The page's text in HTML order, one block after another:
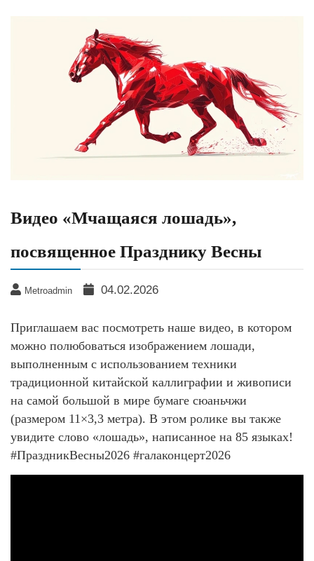
Видео «Мчащаяся лошадь»,
посвященное Празднику Весны
Metroadmin 04.02.2026
Приглашаем вас посмотреть наше видео, в котором
можно полюбоваться изображением лошади,
выполненным с использованием техники
традиционной китайской каллиграфии и живописи
на самой большой в мире бумаге сюаньчжи
(размером 11×3,3 метра). В этом ролике вы также
увидите слово «лошадь», написанное на 85 языках!
#ПраздникВесны2026 #галаконцерт2026